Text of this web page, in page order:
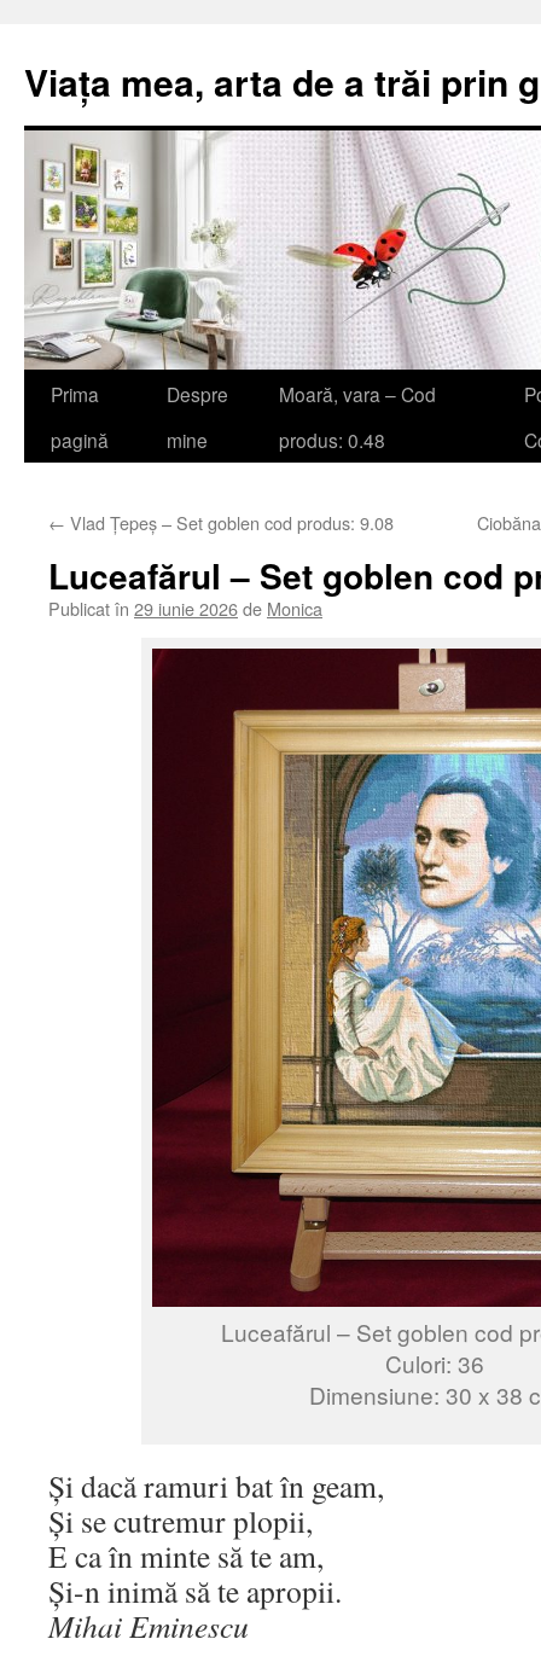
Viața mea, arta de a trăi prin
Sari
Prima
pagină
Despre
mine
Moară, vara – Cod
produs: 0.48
← Vlad Țepeș – Set goblen cod produs: 9.08
Luceafărul – Set goblen cod
Publicat în 29 iunie 2026de Monica
Luceafărul – Set goblen cod
Culori: 36
Dimensiune: 30 x 38
Și dacă ramuri bat în geam,
Și se cutremur plopii,
E ca în minte să te am,
Și-n inimă să te apropii.
Mihai Eminescu